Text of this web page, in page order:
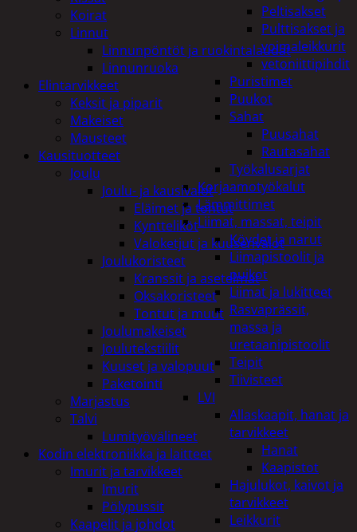
Peltisakset
Pulttisakset ja
voimaleikkurit
vetoniittipihdit
Puristimet
Puukot
Sahat
Puusahat
Rautasahat
Työkalusarjat
Korjaamotyökalut
Lämmittimet
Liimat, massat, teipit
Köydet ja narut
Liimapistoolit ja
puikot
Liimat ja lukitteet
Rasvaprässit,
massa ja
uretaanipistoolit
Teipit
Tiivisteet
LVI
Allaskaapit, hanat ja
tarvikkeet
Hanat
Kaapistot
Hajulukot, kaivot ja
tarvikkeet
Leikkurit
Koirat
Linnut
Linnunpöntöt ja ruokintalaudat
Linnunruoka
Elintarvikkeet
Keksit ja piparit
Makeiset
Mausteet
Kausituotteet
Joulu
Joulu- ja kausivalot
Eläimet ja tontut
Kyntteliköt
Valoketjut ja kuusenvalot
Joulukoristeet
Kranssit ja asetelmat
Oksakoristeet
Tontut ja muut
Joulumakeiset
Joulutekstiilit
Kuuset ja valopuut
Paketointi
Marjastus
Talvi
Lumityövälineet
Kodin elektroniikka ja laitteet
Imurit ja tarvikkeet
Imurit
Pölypussit
Kaapelit ja johdot